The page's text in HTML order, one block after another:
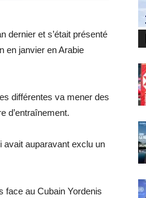
dernier et s’était présenté
en janvier en Arabie
différentes va mener des
d’entraînement.
auparavant exclu un
face au Cubain Yordenis